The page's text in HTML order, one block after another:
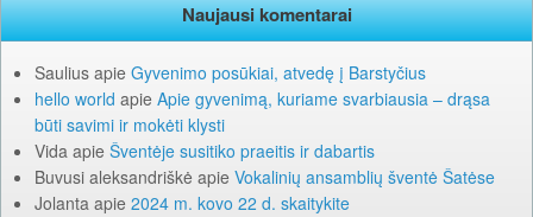
Naujausi komentarai
Saulius apie Gyvenimo posūkiai, atvedę į Barstyčius
hello world apie Apie gyvenimą, kuriame svarbiausia – drąsa
būti savimi ir mokėti klysti
Vida apie Šventėje susitiko praeitis ir dabartis
Buvusi aleksandriškė apie Vokalinių ansamblių šventė Šatėse
Jolanta apie 2024 m. kovo 22 d. skaitykite